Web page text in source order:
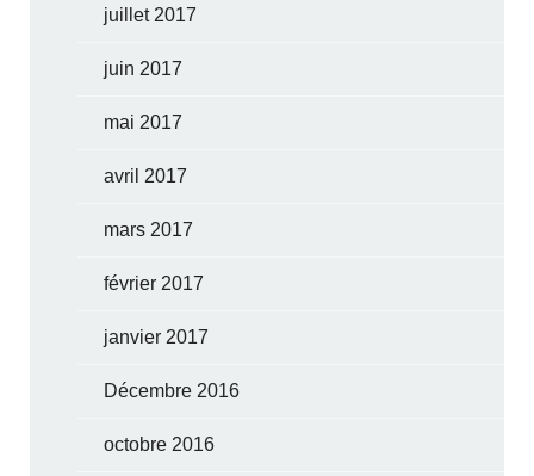
juillet 2017
juin 2017
mai 2017
avril 2017
mars 2017
février 2017
janvier 2017
Décembre 2016
octobre 2016